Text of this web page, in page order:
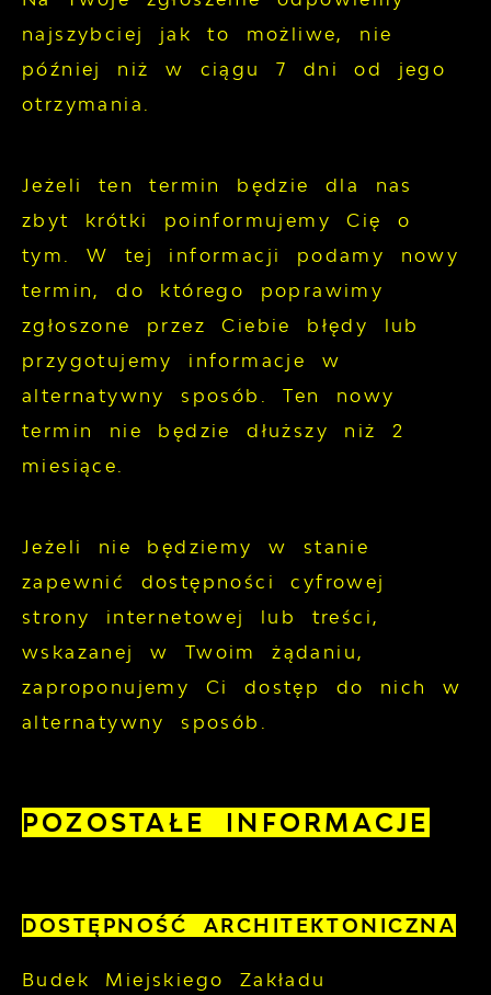
najszybciej jak to możliwe, nie
później niż w ciągu 7 dni od jego
otrzymania.
Jeżeli ten termin będzie dla nas
zbyt krótki poinformujemy Cię o
tym. W tej informacji podamy nowy
termin, do którego poprawimy
zgłoszone przez Ciebie błędy lub
przygotujemy informacje w
alternatywny sposób. Ten nowy
termin nie będzie dłuższy niż 2
miesiące.
Jeżeli nie będziemy w stanie
zapewnić dostępności cyfrowej
strony internetowej lub treści,
wskazanej w Twoim żądaniu,
zaproponujemy Ci dostęp do nich w
alternatywny sposób.
POZOSTAŁE INFORMACJE
DOSTĘPNOŚĆ ARCHITEKTONICZNA
Budek Miejskiego Zakładu